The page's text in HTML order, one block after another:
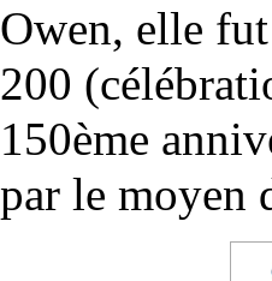
Owen, elle
200
150ème
par le moyen